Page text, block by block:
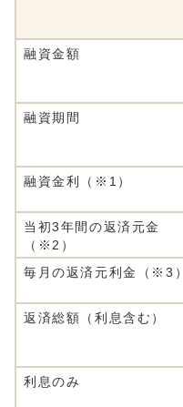
融資金額
融資期間
融資金利（※1）
当初3年間の返済元金
（※2）
毎月の返済元利金（※3）
返済総額（利息含む）
利息のみ